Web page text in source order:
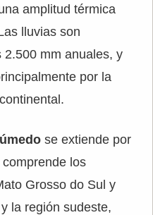
amplitud térmica
lluvias son
mm anuales, y
por la
se extiende por
los
Grosso do Sul y
la región sudeste,